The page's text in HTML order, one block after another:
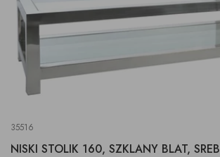
35516